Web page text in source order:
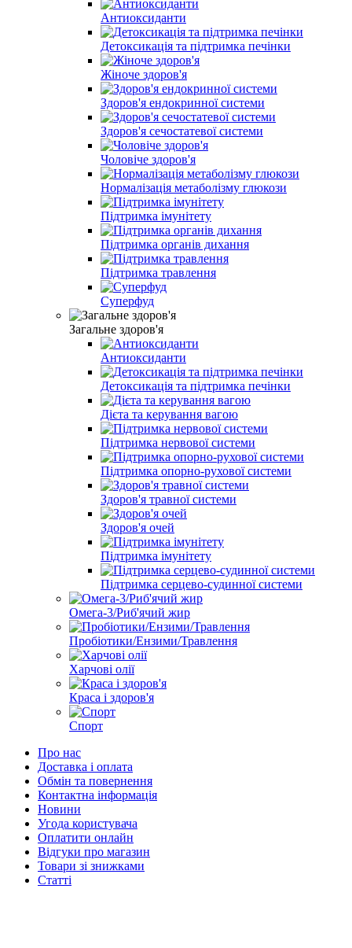
Антиоксиданти
Детоксикація та підтримка печінки
Жіноче здоров'я
Здоров'я ендокринної системи
Здоров'я сечостатевої системи
Чоловіче здоров'я
Нормалізація метаболізму глюкози
Підтримка імунітету
Підтримка органів дихання
Підтримка травлення
Суперфуд
Загальне здоров'я
Антиоксиданти
Детоксикація та підтримка печінки
Дієта та керування вагою
Підтримка нервової системи
Підтримка опорно-рухової системи
Здоров'я травної системи
Здоров'я очей
Підтримка імунітету
Підтримка серцево-судинної системи
Омега-3/Риб'ячий жир
Пробіотики/Ензими/Травлення
Харчові олії
Краса і здоров'я
Спорт
Про нас
Доставка і оплата
Обмін та повернення
Контактна інформація
Новини
Угода користувача
Оплатити онлайн
Відгуки про магазин
Товари зі знижками
Статті